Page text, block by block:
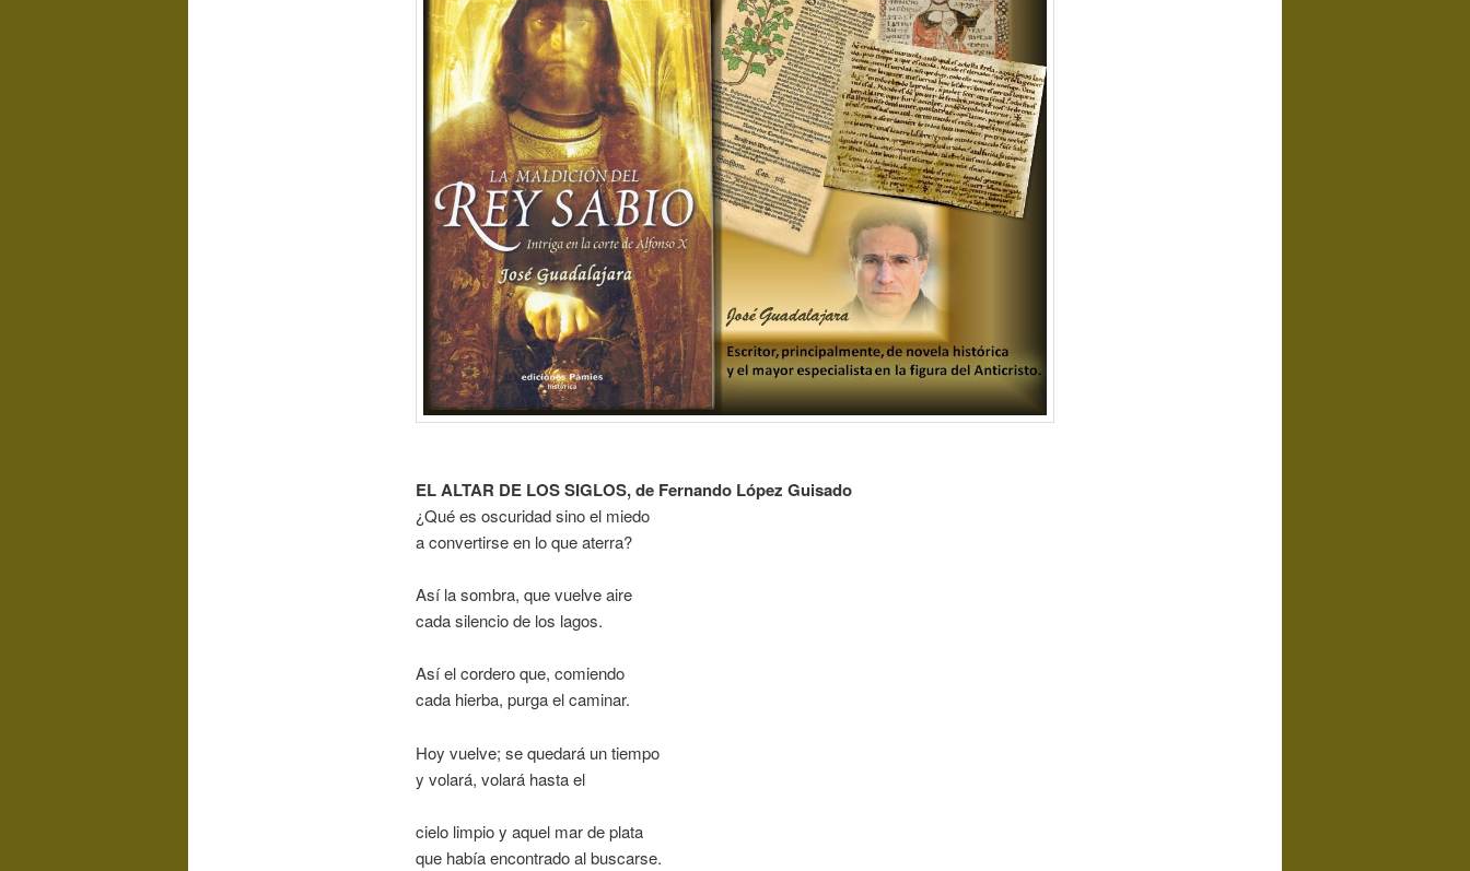
EL ALTAR DE LOS SIGLOS, de Fernando López Guisado
¿Qué es oscuridad sino el miedo
a convertirse en lo que aterra?
Así la sombra, que vuelve aire
cada silencio de los lagos.
Así el cordero que, comiendo
cada hierba, purga el caminar.
Hoy vuelve; se quedará un tiempo
y volará, volará hasta el
cielo limpio y aquel mar de plata
que había encontrado al buscarse.